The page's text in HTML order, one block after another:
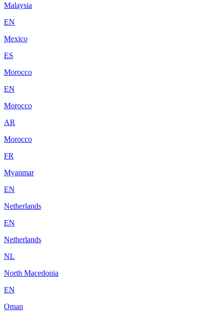
Malaysia
EN
Mexico
ES
Morocco
EN
Morocco
AR
Morocco
FR
Myanmar
EN
Netherlands
EN
Netherlands
NL
North Macedonia
EN
Oman